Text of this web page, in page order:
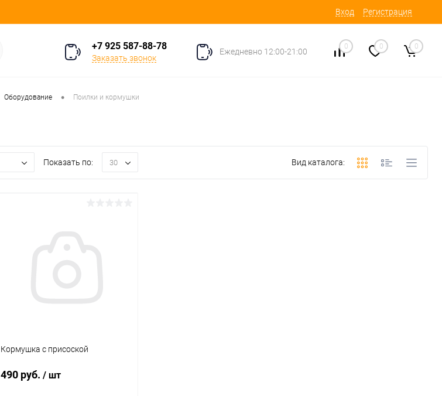
Вход Регистрация
+7 925 587-88-78
Заказать звонок
Ежедневно 12:00-21:00
0 0 0
Оборудование • Поилки и кормушки
Показать по: 30 Вид каталога:
Кормушка с присоской
490 руб. / шт